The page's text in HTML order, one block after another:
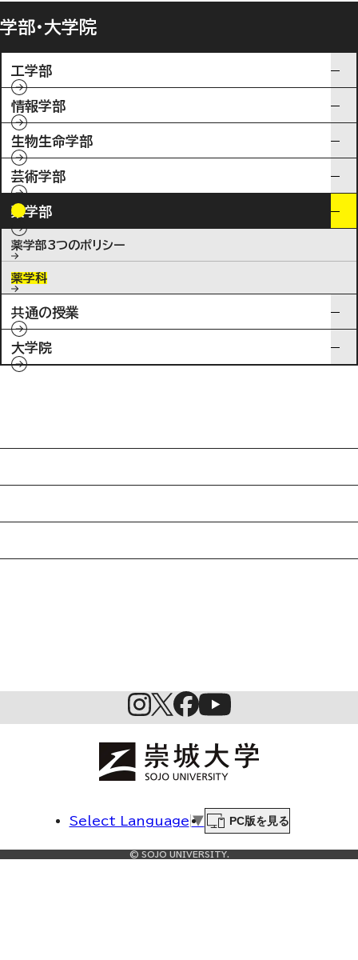
学部・大学院
工学部
情報学部
生物生命学部
芸術学部
薬学部
薬学部3つのポリシー
薬学科
共通の授業
大学院
Select Language ▼ PC版を見る
© SOJO UNIVERSITY.